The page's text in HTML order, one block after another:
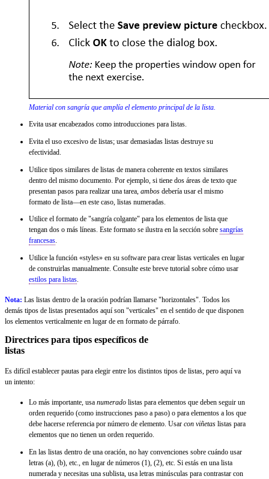
Material con sangría que amplía el elemento principal de la lista.
Evita usar encabezados como introducciones para listas.
Evita el uso excesivo de listas; usar demasiadas listas destruye su
efectividad.
Utilice tipos similares de listas de manera coherente en textos similares
dentro del mismo documento. Por ejemplo, si tiene dos áreas de texto que
presentan pasos para realizar una tarea, ambos debería usar el mismo
formato de lista—en este caso, listas numeradas.
Utilice el formato de "sangría colgante" para los elementos de lista que
tengan dos o más líneas. Este formato se ilustra en la sección sobre sangrías
francesas.
Utilice la función «styles» en su software para crear listas verticales en lugar
de construirlas manualmente. Consulte este breve tutorial sobre cómo usar
estilos para listas.
Nota: Las listas dentro de la oración podrían llamarse "horizontales". Todos los
demás tipos de listas presentados aquí son "verticales" en el sentido de que disponen
los elementos verticalmente en lugar de en formato de párrafo.
Directrices para tipos específicos de
listas
Es difícil establecer pautas para elegir entre los distintos tipos de listas, pero aquí va
un intento:
Lo más importante, usa numerado listas para elementos que deben seguir un
orden requerido (como instrucciones paso a paso) o para elementos a los que
debe hacerse referencia por número de elemento. Usar con viñetas listas para
elementos que no tienen un orden requerido.
En las listas dentro de una oración, no hay convenciones sobre cuándo usar
letras (a), (b), etc., en lugar de números (1), (2), etc. Si estás en una lista
numerada y necesitas una sublista, usa letras minúsculas para contrastar con